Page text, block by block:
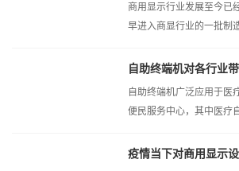
商用显示行业发展至今已
早进入商显行业的一批制
自助终端机对各行业
自助终端机广泛应用于医
便民服务中心，其中医疗
疫情当下对商用显示